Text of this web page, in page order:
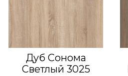
Дуб Сонома
Светлый 3025